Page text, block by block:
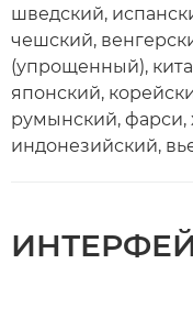
шведский,
чешский,
(упрощенный),
японский,
румынский, фарси,
индонезийский,